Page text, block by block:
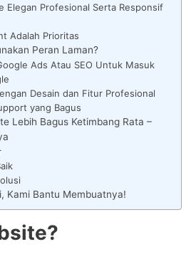
Elegan Profesional Serta Responsif
Adalah Prioritas
Peran Laman?
Ads Atau SEO Untuk Masuk
Desain dan Fitur Profesional
yang Bagus
Lebih Bagus Ketimbang Rata –
Kami Bantu Membuatnya!